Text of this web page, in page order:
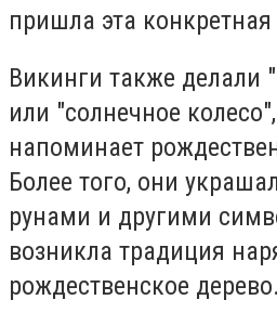
пришла эта
Викинги также делали
или "солнечное
напоминает
Более того, они
рунами и другими
возникла традиция
рождественское дерево.